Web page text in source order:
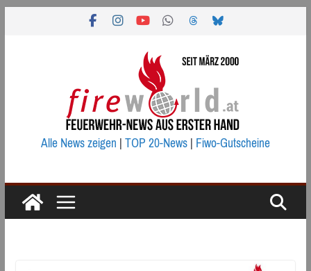
Alle News zeigen|TOP 20-News|Fiwo-Gutscheine